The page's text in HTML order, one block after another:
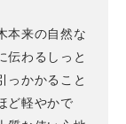
本来の自然な
伝わるしっと
っかかること
ど軽やかで